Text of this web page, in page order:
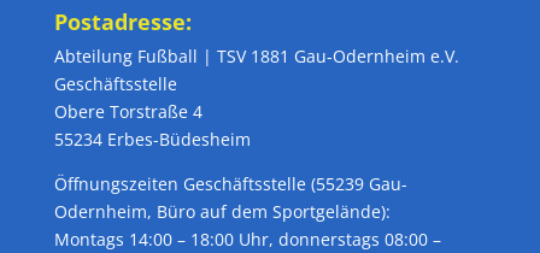
Postadresse:
Abteilung Fußball | TSV 1881 Gau-Odernheim e.V.
Geschäftsstelle
Obere Torstraße 4
55234 Erbes-Büdesheim
Öffnungszeiten Geschäftsstelle (55239 Gau-
Odernheim, Büro auf dem Sportgelände):
Montags 14:00 – 18:00 Uhr, donnerstags 08:00 –